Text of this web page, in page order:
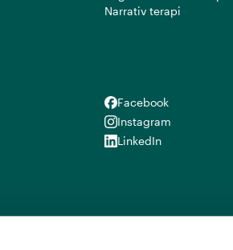
Narrativ terapi
Facebook
Facebook
Instagram
Instagram
LinkedIn
LinkedIn